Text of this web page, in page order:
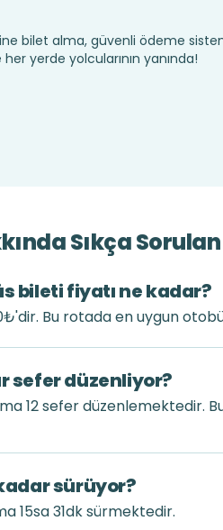
bilet alma, güvenli ödeme
yerde yolcularının yanında!
Sıkça
bileti fiyatı ne kadar?
Bu rotada en uygun
sefer düzenliyor?
12 sefer düzenlemektedir.
sürüyor?
15sa 31dk sürmektedir.